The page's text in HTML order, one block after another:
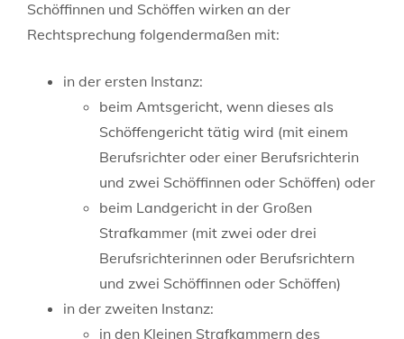
Schöffinnen und Schöffen wirken an der
Rechtsprechung folgendermaßen mit:
in der ersten Instanz:
beim Amtsgericht, wenn dieses als
Schöffengericht tätig wird (mit einem
Berufsrichter oder einer Berufsrichterin
und zwei Schöffinnen oder Schöffen) oder
beim Landgericht in der Großen
Strafkammer (mit zwei oder drei
Berufsrichterinnen oder Berufsrichtern
und zwei Schöffinnen oder Schöffen)
in der zweiten Instanz:
in den Kleinen Strafkammern des